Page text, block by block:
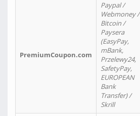
PremiumCoupon.com
Paypal /
Webmoney /
Bitcoin /
Paysera
(EasyPay,
mBank,
Przelewy24,
SafetyPay,
EUROPEAN
Bank
Transfer) /
Skrill